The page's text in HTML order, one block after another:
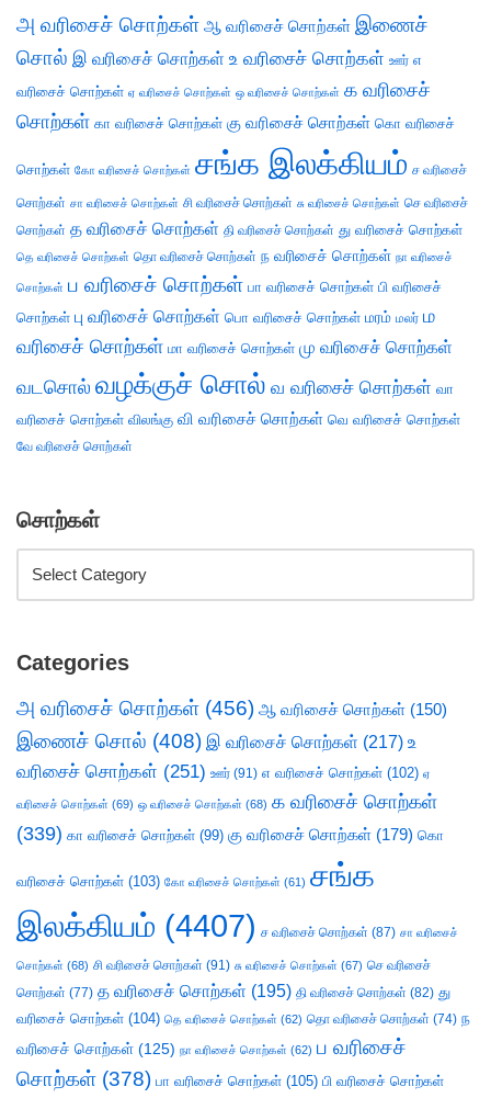
அ வரிசைச் சொற்கள் ஆ வரிசைச் சொற்கள் இணைச்
சொல் இ வரிசைச் சொற்கள் உ வரிசைச் சொற்கள் ஊர் எ
வரிசைச் சொற்கள் ஏ வரிசைச் சொற்கள் ஒ வரிசைச் சொற்கள் க வரிசைச்
சொற்கள் கா வரிசைச் சொற்கள் கு வரிசைச் சொற்கள் கொ வரிசைச்
சொற்கள் கோ வரிசைச் சொற்கள் சங்க இலக்கியம் ச வரிசைச்
சொற்கள் சா வரிசைச் சொற்கள் சி வரிசைச் சொற்கள் சு வரிசைச் சொற்கள் செ வரிசைச்
சொற்கள் த வரிசைச் சொற்கள் தி வரிசைச் சொற்கள் து வரிசைச் சொற்கள்
தெ வரிசைச் சொற்கள் தொ வரிசைச் சொற்கள் ந வரிசைச் சொற்கள் நா வரிசைச்
சொற்கள் ப வரிசைச் சொற்கள் பா வரிசைச் சொற்கள் பி வரிசைச்
சொற்கள் பு வரிசைச் சொற்கள் பொ வரிசைச் சொற்கள் மரம் மலர் ம
வரிசைச் சொற்கள் மா வரிசைச் சொற்கள் மு வரிசைச் சொற்கள்
வடசொல் வழக்குச் சொல் வ வரிசைச் சொற்கள் வா
வரிசைச் சொற்கள் விலங்கு வி வரிசைச் சொற்கள் வெ வரிசைச் சொற்கள்
வே வரிசைச் சொற்கள்
சொற்கள்
Categories
அ வரிசைச் சொற்கள் (456) ஆ வரிசைச் சொற்கள் (150)
இணைச் சொல் (408) இ வரிசைச் சொற்கள் (217) உ
வரிசைச் சொற்கள் (251) ஊர் (91) எ வரிசைச் சொற்கள் (102) ஏ
வரிசைச் சொற்கள் (69) ஒ வரிசைச் சொற்கள் (68) க வரிசைச் சொற்கள்
(339) கா வரிசைச் சொற்கள் (99) கு வரிசைச் சொற்கள் (179) கொ
வரிசைச் சொற்கள் (103) கோ வரிசைச் சொற்கள் (61) சங்க
இலக்கியம் (4407) ச வரிசைச் சொற்கள் (87) சா வரிசைச்
சொற்கள் (68) சி வரிசைச் சொற்கள் (91) சு வரிசைச் சொற்கள் (67) செ வரிசைச்
சொற்கள் (77) த வரிசைச் சொற்கள் (195) தி வரிசைச் சொற்கள் (82) து
வரிசைச் சொற்கள் (104) தெ வரிசைச் சொற்கள் (62) தொ வரிசைச் சொற்கள் (74) ந
வரிசைச் சொற்கள் (125) நா வரிசைச் சொற்கள் (62) ப வரிசைச்
சொற்கள் (378) பா வரிசைச் சொற்கள் (105) பி வரிசைச் சொற்கள்